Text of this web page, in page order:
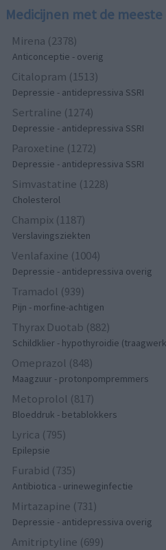
Medicijnen met de
Mirena (2378)
Anticonceptie - overig
Citalopram (1513)
Depressie - antidepressiva SSRI
Sertraline (1274)
Depressie - antidepressiva SSRI
Paroxetine (1272)
Depressie - antidepressiva SSRI
Simvastatine (1228)
Cholesterol
Champix (1187)
Verslavingsziekten
Venlafaxine (1004)
Depressie - antidepressiva overig
Tramadol (939)
Pijn - morfine-achtigen
Thyrax Duotab (882)
Schildklier - hypothyroidie
Omeprazol (848)
Maagzuur - protonpompremmers
Metoprolol (817)
Bloeddruk - betablokkers
Lyrica (795)
Epilepsie
Furabid (735)
Antibiotica - urineweginfectie
Mirtazapine (731)
Depressie - antidepressiva overig
Amitriptyline (699)